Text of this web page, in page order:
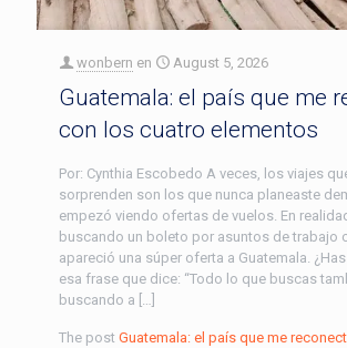
wonbern en August 5, 2026
Guatemala: el país que me
con los cuatro elementos
Por: Cynthia Escobedo A veces, los viajes
sorprenden son los que nunca planeaste
empezó viendo ofertas de vuelos. En
buscando un boleto por asuntos de trabajo
apareció una súper oferta a Guatemala.
esa frase que dice: “Todo lo que buscas
buscando a […]
The post Guatemala: el país que me